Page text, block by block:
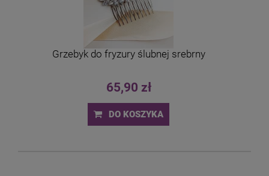
Grzebyk do fryzury ślubnej srebrny
65,90 zł
DO KOSZYKA